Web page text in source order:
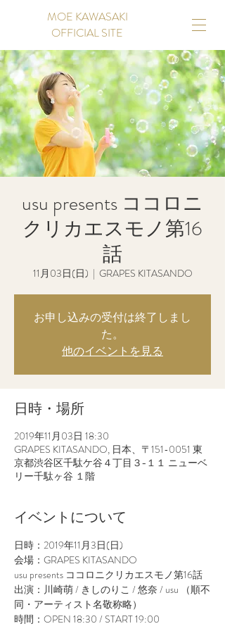
MOE KAWASAKI
OFFICIAL SITE
usu presents ココロニ
クリカエスモノ第16
話
11月03日(日)
  |
GRAPES KITASANDO
お申し込みの受付は終了しまし
た。
他のイベントを見る
日時・場所
2019年11月03日 18:30
GRAPES KITASANDO, 日本、〒151-0051 東
京都渋谷区千駄ケ谷４丁目３−１１ ニューベ
リー千駄ヶ谷 １階
イベントについて
日時：2019年11月3日(日)
会場：GRAPES KITASANDO
usu presents ココロニクリカエスモノ第16話
出演：川崎萌 / きしのりこ / 悠奈 / usu （順不
同・アーティスト名敬称略）
時間：OPEN 18:30 / START 19:00